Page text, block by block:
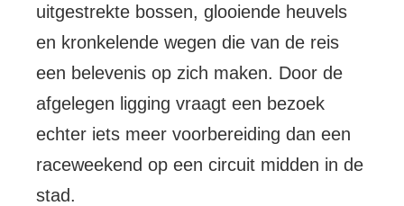
uitgestrekte bossen, glooiende heuvels
en kronkelende wegen die van de reis
een belevenis op zich maken. Door de
afgelegen ligging vraagt een bezoek
echter iets meer voorbereiding dan een
raceweekend op een circuit midden in de
stad.